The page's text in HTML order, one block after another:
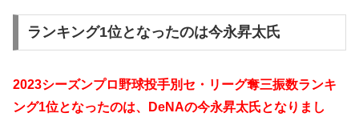
ランキング1位となったのは今永昇太氏
2023シーズンプロ野球投手別セ・リーグ奪三振数ランキ
ング1位となったのは、DeNAの今永昇太氏となりまし